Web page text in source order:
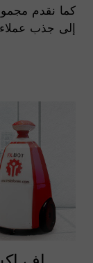
كما نقدم
إلى جذب عملاء